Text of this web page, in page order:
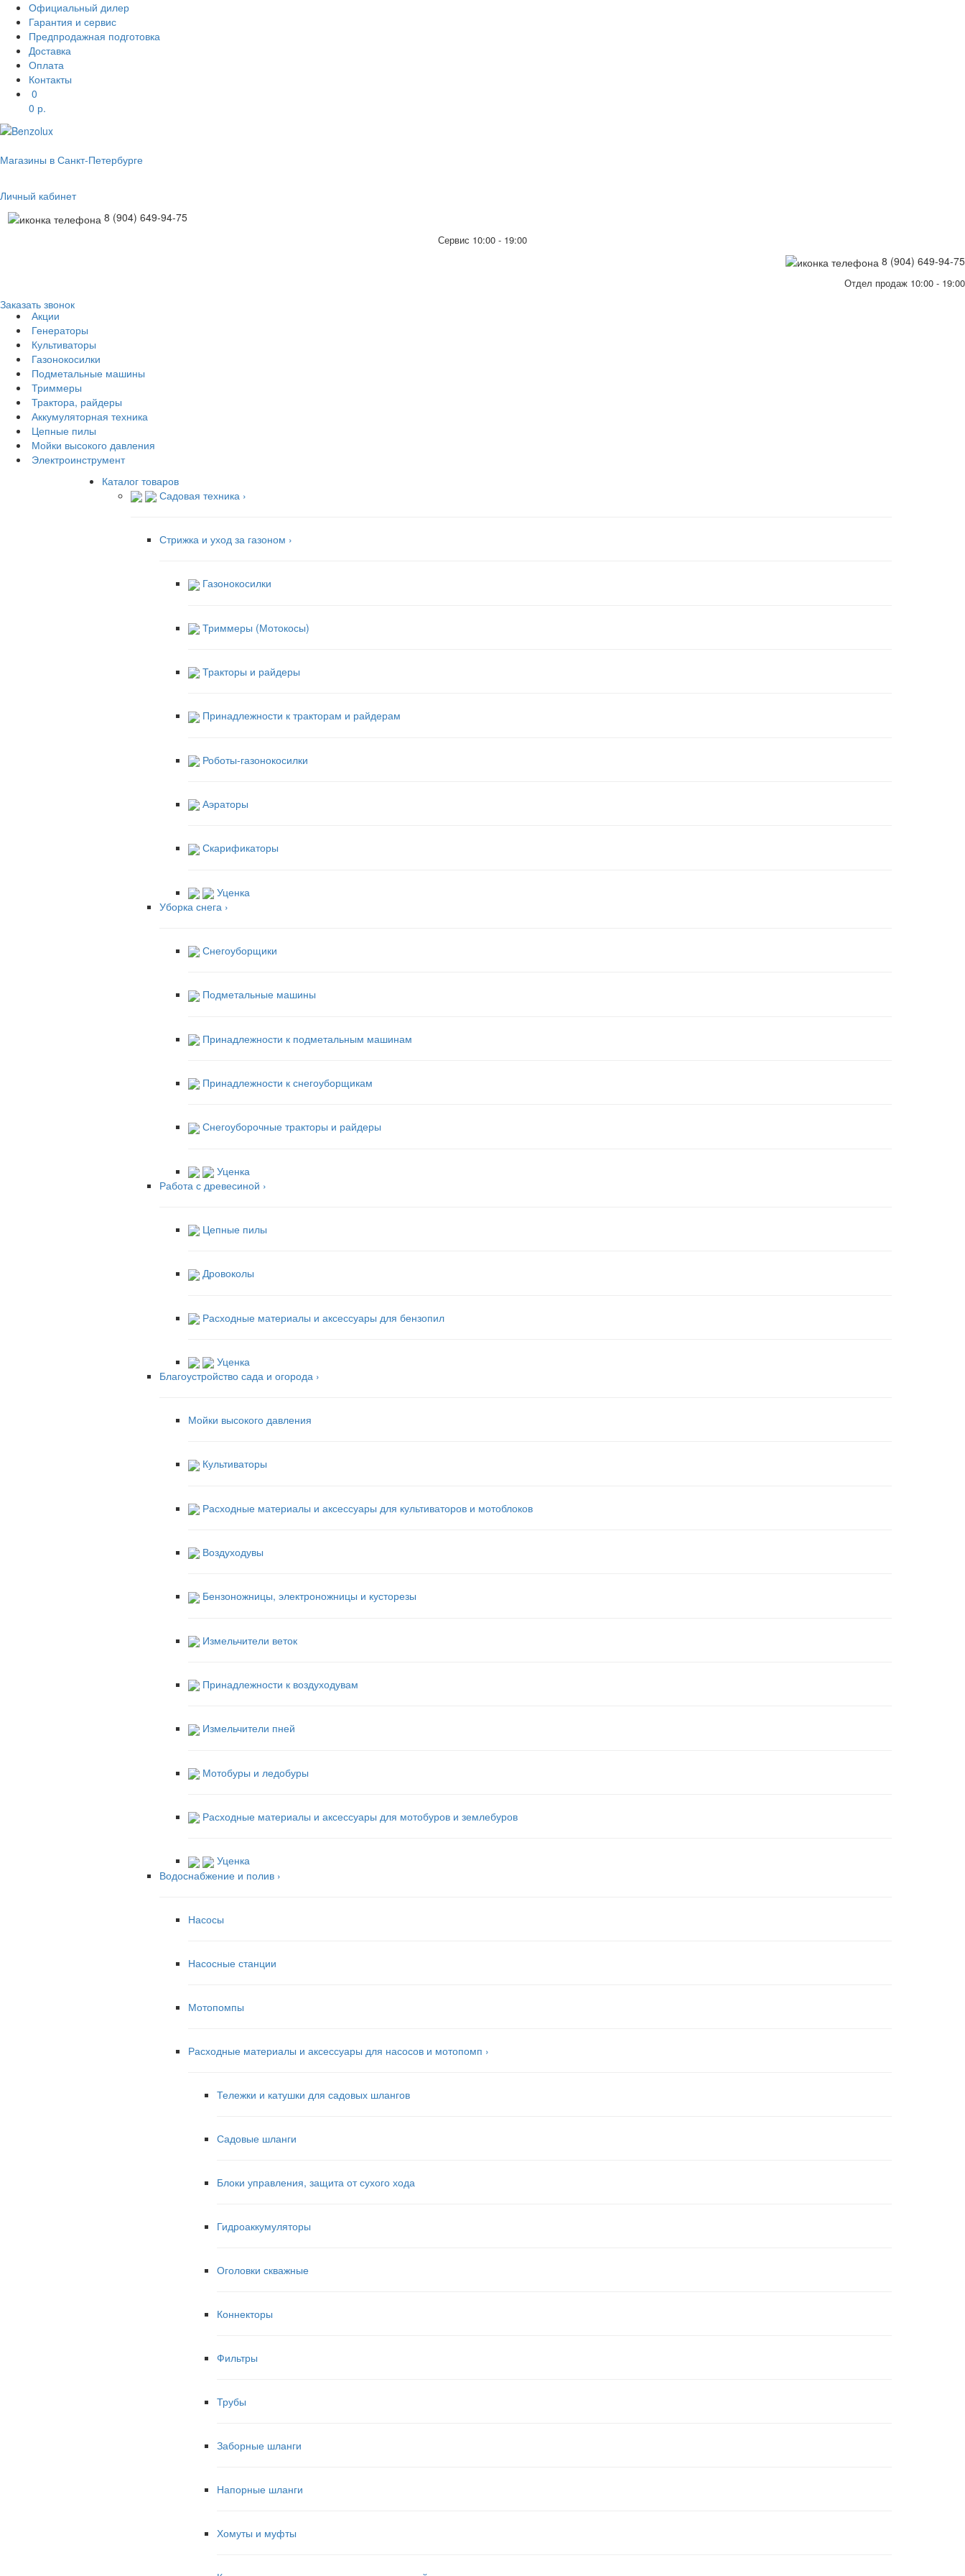
Официальный дилер
Гарантия и сервис
Предпродажная подготовка
Доставка
Оплата
Контакты
0
0 р.
Магазины в Санкт-Петербурге
Личный кабинет
8 (904) 649-94-75
Сервис 10:00 - 19:00
8 (904) 649-94-75
Отдел продаж 10:00 - 19:00
Заказать звонок
Акции
Генераторы
Культиваторы
Газонокосилки
Подметальные машины
Триммеры
Трактора, райдеры
Аккумуляторная техника
Цепные пилы
Мойки высокого давления
Электроинструмент
Каталог товаров
Садовая техника ›
Стрижка и уход за газоном ›
Газонокосилки
Триммеры (Мотокосы)
Тракторы и райдеры
Принадлежности к тракторам и райдерам
Роботы-газонокосилки
Аэраторы
Скарификаторы
Уценка
Уборка снега ›
Снегоуборщики
Подметальные машины
Принадлежности к подметальным машинам
Принадлежности к снегоуборщикам
Снегоуборочные тракторы и райдеры
Уценка
Работа с древесиной ›
Цепные пилы
Дровоколы
Расходные материалы и аксессуары для бензопил
Уценка
Благоустройство сада и огорода ›
Мойки высокого давления
Культиваторы
Расходные материалы и аксессуары для культиваторов и мотоблоков
Воздуходувы
Бензоножницы, электроножницы и кусторезы
Измельчители веток
Принадлежности к воздуходувам
Измельчители пней
Мотобуры и ледобуры
Расходные материалы и аксессуары для мотобуров и землебуров
Уценка
Водоснабжение и полив ›
Насосы
Насосные станции
Мотопомпы
Расходные материалы и аксессуары для насосов и мотопомп ›
Тележки и катушки для садовых шлангов
Садовые шланги
Блоки управления, защита от сухого хода
Гидроаккумуляторы
Оголовки скважные
Коннекторы
Фильтры
Трубы
Заборные шланги
Напорные шланги
Хомуты и муфты